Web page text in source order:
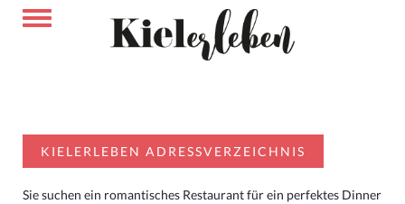
KIELERLEBEN ADRESSVERZEICHNIS
Sie suchen ein romantisches Restaurant für ein perfektes Dinner